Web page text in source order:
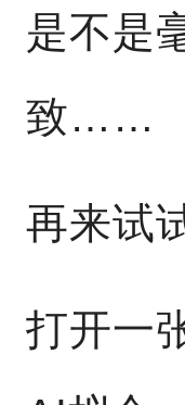
是不是
致……
再来试
打开一